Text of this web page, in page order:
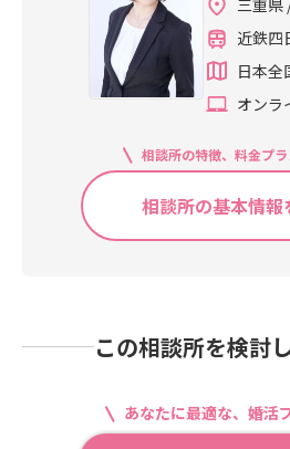
三重県
近鉄四
日本全
オンラ
相談所の特徴、料金プ
相談所の基本情報
この相談所を検討
あなたに最適な、婚活